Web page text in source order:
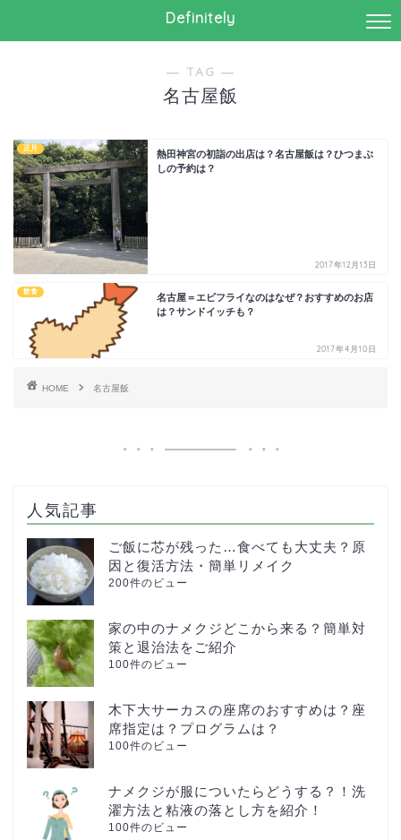
Definitely
― TAG ―
名古屋飯
正月
熱田神宮の初詣の出店は？名古屋飯は？ひつまぶ
しの予約は？
2017年12月13日
飲食
名古屋＝エビフライなのはなぜ？おすすめのお店
は？サンドイッチも？
2017年4月10日
HOME 名古屋飯
人気記事
ご飯に芯が残った…食べても大丈夫？原
因と復活方法・簡単リメイク
200件のビュー
家の中のナメクジどこから来る？簡単対
策と退治法をご紹介
100件のビュー
木下大サーカスの座席のおすすめは？座
席指定は？プログラムは？
100件のビュー
ナメクジが服についたらどうする？！洗
濯方法と粘液の落とし方を紹介！
100件のビュー